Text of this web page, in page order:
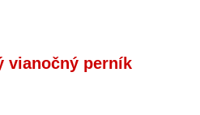
vianočný perník